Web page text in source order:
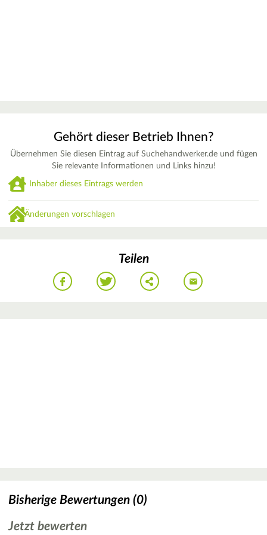
Gehört dieser Betrieb Ihnen?
Übernehmen Sie diesen Eintrag auf Suchehandwerker.de und fügen
Sie relevante Informationen und Links hinzu!
Inhaber dieses Eintrags werden
Änderungen vorschlagen
Teilen
Bisherige Bewertungen (0)
Jetzt bewerten